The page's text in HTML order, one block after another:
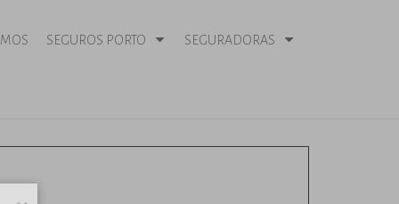
SEGUROS PORTO SEGURADORAS